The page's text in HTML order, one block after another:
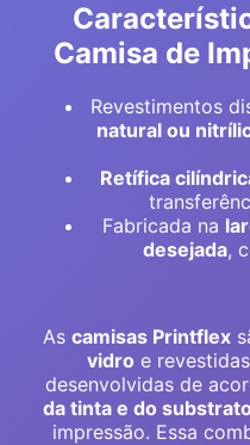
Camisa de
Revestimentos
natural ou
Retífica
Fabricada na
desejada,
As camisas Printflex
vidro e
desenvolvidas de
da tinta e do substrato
impressão. Essa